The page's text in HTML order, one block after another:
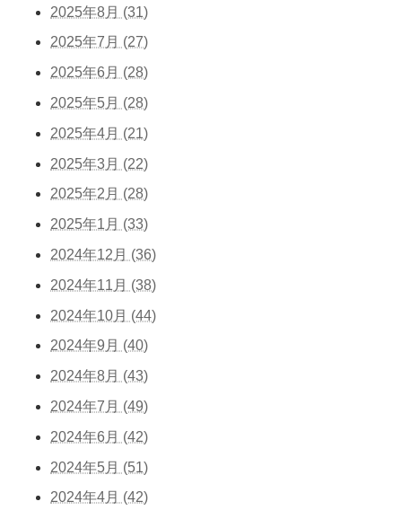
2025年8月 (31)
2025年7月 (27)
2025年6月 (28)
2025年5月 (28)
2025年4月 (21)
2025年3月 (22)
2025年2月 (28)
2025年1月 (33)
2024年12月 (36)
2024年11月 (38)
2024年10月 (44)
2024年9月 (40)
2024年8月 (43)
2024年7月 (49)
2024年6月 (42)
2024年5月 (51)
2024年4月 (42)